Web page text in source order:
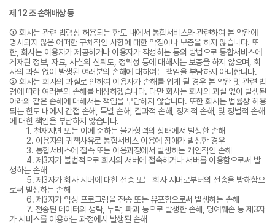
제 12 조 손해배상 등
① 회사는 관련 법령상 허용되는 한도 내에서 통합서비스와 관련하여 본 약관에
명시되지 않은 어떠한 구체적인 사항에 대한 약정이나 보증을 하지 않습니다. 또
한, 회사는 이용자가 제공하거나 이용자가 작성하는 등의 방법으로 통합서비스에
게재된 정보, 자료, 사실의 신뢰도, 정확성 등에 대해서는 보증을 하지 않으며, 회
사의 과실 없이 발생된 여러분의 손해에 대하여는 책임을 부담하지 아니합니다.
② 회사는 회사의 과실로 인하여 이용자가 손해를 입게 될 경우 본 약관 및 관련 법
령에 따라 여러분의 손해를 배상하겠습니다. 다만 회사는 회사의 과실 없이 발생된
아래와 같은 손해에 대해서는 책임을 부담하지 않습니다. 또한 회사는 법률상 허용
되는 한도 내에서 간접 손해, 특별 손해, 결과적 손해, 징계적 손해, 및 징벌적 손해
에 대한 책임을 부담하지 않습니다.
1. 천재지변 또는 이에 준하는 불가항력의 상태에서 발생한 손해
2. 이용자의 귀책사유로 통합서비스 이용에 장애가 발생한 경우
3. 통합서비스에 접속 또는 이용과정에서 발생하는 개인적인 손해
4. 제3자가 불법적으로 회사의 서버에 접속하거나 서버를 이용함으로써 발
생하는 손해
5. 제3자가 회사 서버에 대한 전송 또는 회사 서버로부터의 전송을 방해함으
로써 발생하는 손해
6. 제3자가 악성 프로그램을 전송 또는 유포함으로써 발생하는 손해
7. 전송된 데이터의 생략, 누락, 파괴 등으로 발생한 손해, 명예훼손 등 제3자
가 서비스를 이용하는 과정에서 발생된 손해